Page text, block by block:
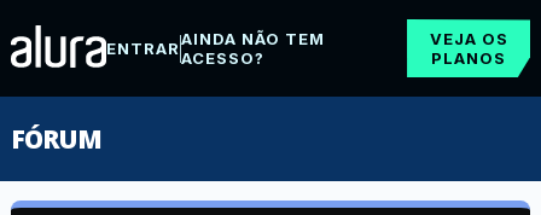
ENTRARAINDA NÃO TEM
ACESSO?
VEJA OS
PLANOS
FÓRUM